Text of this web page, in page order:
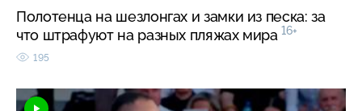
Полотенца на шезлонгах и замки из песка: за
что штрафуют на разных пляжах мира 16+
195